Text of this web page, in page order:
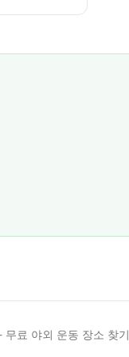
무료 야외 운동 장소 찾기